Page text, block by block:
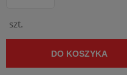
szt.
DO KOSZYKA